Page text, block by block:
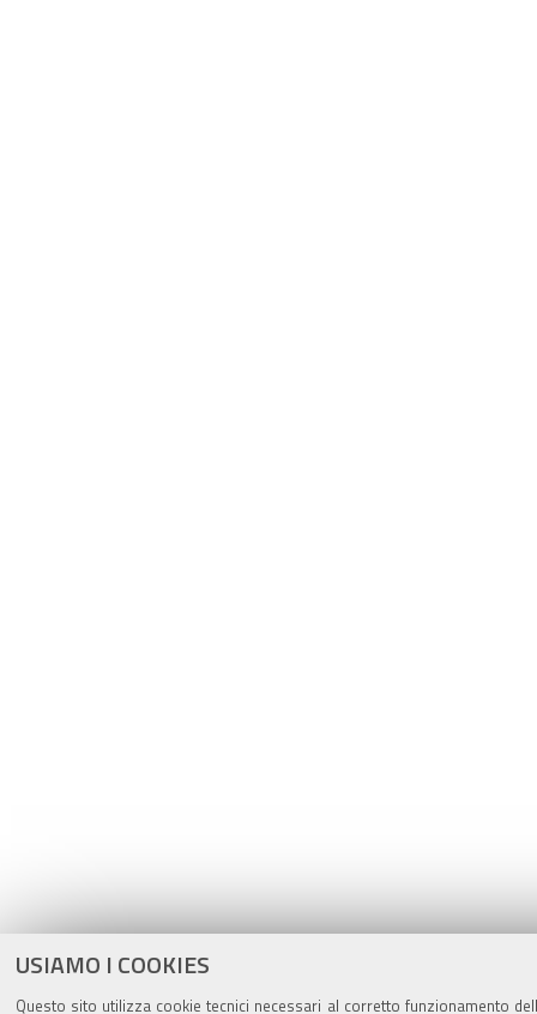
USIAMO I COOKIES
Questo sito utilizza cookie tecnici necessari al corretto funzionamento